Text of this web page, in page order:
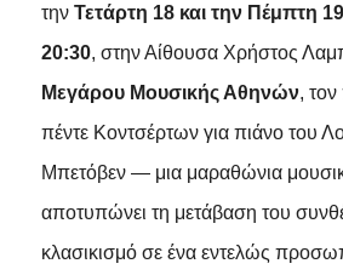
την Τετάρτη 18 και την Πέμπτη
20:30, στην Αίθουσα Χρήστος
Μεγάρου Μουσικής Αθηνών,
πέντε Κοντσέρτων για πιάνο του
Μπετόβεν — μια μαραθώνια
αποτυπώνει τη μετάβαση του
κλασικισμό σε ένα εντελώς